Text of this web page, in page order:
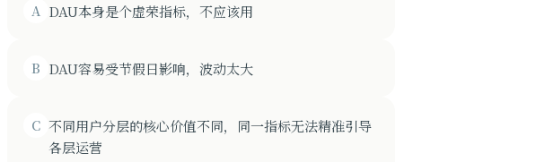
A DAU本身是个虚荣指标，不应该用
B DAU容易受节假日影响，波动太大
C 不同用户分层的核心价值不同，同一指标无法精准引导
各层运营